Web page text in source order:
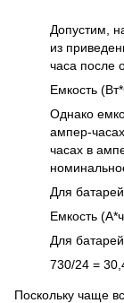
Допустим,
из
часа после
Емкость
Однако
ампер-
часах в
Для
Емкость
Для
730/24 =
Поскольку чаще